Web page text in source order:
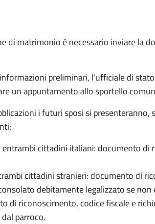
di matrimonio è necessario inviare la
preliminari, l'ufficiale di
un appuntamento allo sportello
i futuri sposi si presenteranno,
cittadini italiani: documento di
cittadini stranieri: documento di
debitamente legalizzato se non
di riconoscimento, codice fiscale e
parroco.